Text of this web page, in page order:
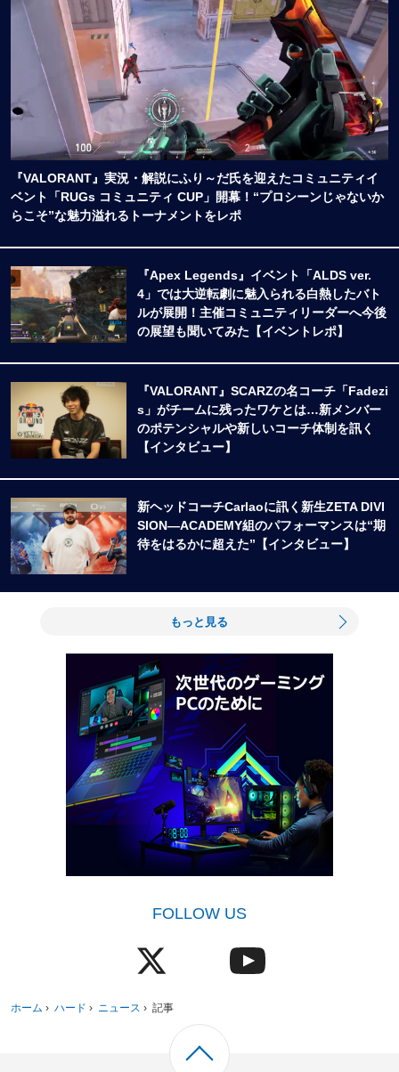
『VALORANT』実況・解説にふり～だ氏を迎えたコミュニティイ
ベント「RUGs コミュニティ CUP」開幕！“プロシーンじゃないか
らこそ”な魅力溢れるトーナメントをレポ
『Apex Legends』イベント「ALDS ver.
4」では大逆転劇に魅入られる白熱したバト
ルが展開！主催コミュニティリーダーへ今後
の展望も聞いてみた【イベントレポ】
『VALORANT』SCARZの名コーチ「Fadezi
s」がチームに残ったワケとは…新メンバー
のポテンシャルや新しいコーチ体制を訊く
【インタビュー】
新ヘッドコーチCarlaoに訊く新生ZETA DIVI
SION―ACADEMY組のパフォーマンスは“期
待をはるかに超えた”【インタビュー】
もっと見る
FOLLOW US
ホーム › ハード › ニュース › 記事